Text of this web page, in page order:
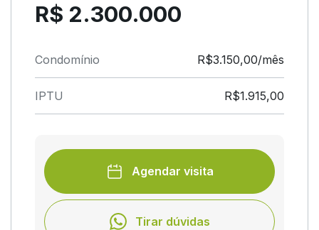
R$ 2.300.000
Condomínio R$3.150,00/mês
IPTU R$1.915,00
Agendar visita
Tirar dúvidas